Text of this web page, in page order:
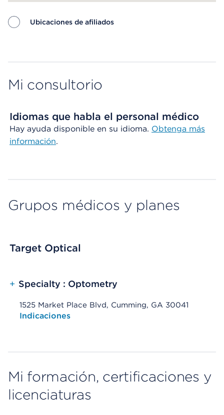
Ubicaciones de afiliados
Mi consultorio
Idiomas que habla el personal médico
Hay ayuda disponible en su idioma. Obtenga más
información.
Grupos médicos y planes
Target Optical
+ Specialty : Optometry
1525 Market Place Blvd, Cumming, GA 30041
Opens native map application on mobile devices
Indicaciones
Mi formación, certificaciones y
licenciaturas